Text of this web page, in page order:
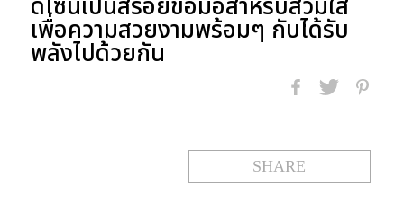
ดีไซน์เป็นสร้อยข้อมือสำหรับสวมใส่
เพื่อความสวยงามพร้อมๆ กับได้รับ
พลังไปด้วยกัน
SHARE